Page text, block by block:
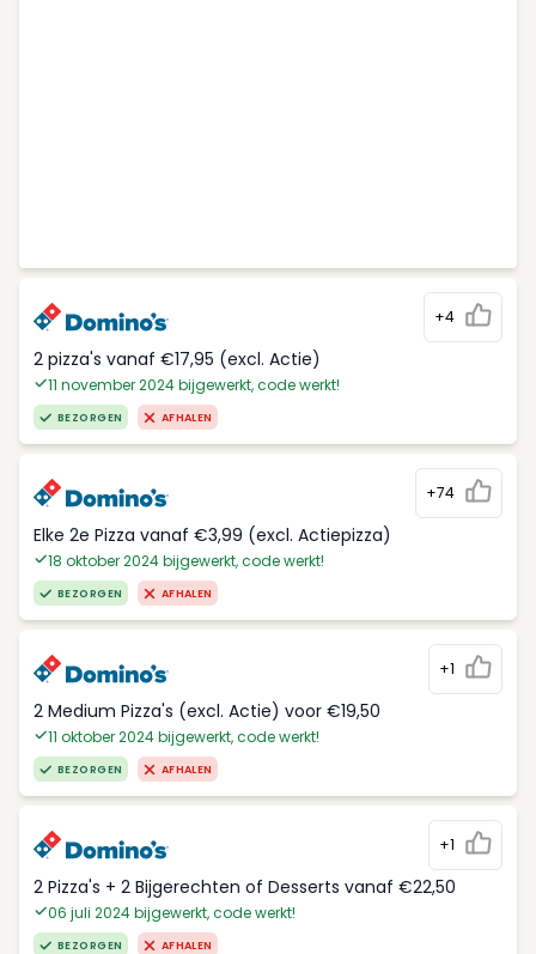
+4
2 pizza's vanaf €17,95 (excl. Actie)
11 november 2024 bijgewerkt, code werkt!
BEZORGEN AFHALEN
+74
Elke 2e Pizza vanaf €3,99 (excl. Actiepizza)
18 oktober 2024 bijgewerkt, code werkt!
BEZORGEN AFHALEN
+1
2 Medium Pizza's (excl. Actie) voor €19,50
11 oktober 2024 bijgewerkt, code werkt!
BEZORGEN AFHALEN
+1
2 Pizza's + 2 Bijgerechten of Desserts vanaf €22,50
06 juli 2024 bijgewerkt, code werkt!
BEZORGEN AFHALEN